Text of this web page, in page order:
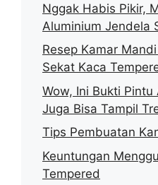
Nggak Habis Pikir,
Aluminium Jendela
Resep Kamar
Sekat Kaca
Wow, Ini Bukti
Juga Bisa Tampil
Tips Pembuatan
Keuntungan
Tempered